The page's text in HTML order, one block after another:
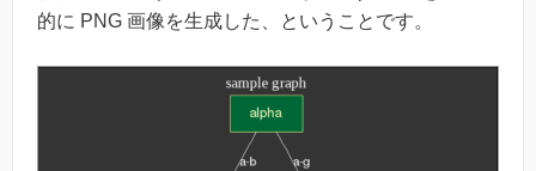
的に PNG 画像を生成した、ということです。